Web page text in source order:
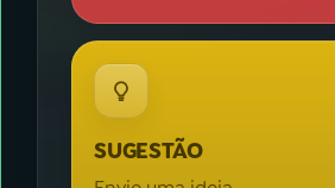
SUGESTÃO